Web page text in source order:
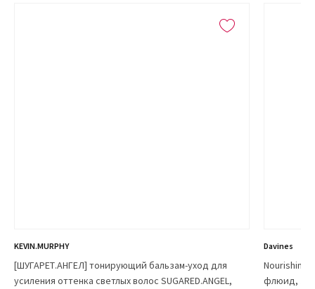
KEVIN.MURPHY
[ШУГАРЕТ.АНГЕЛ] тонирующий бальзам-уход для
усиления оттенка светлых волос SUGARED.ANGEL,
Davines
Nourishing
флюид,